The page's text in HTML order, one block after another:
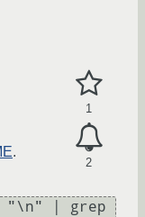
1
2
.
"\n" | grep